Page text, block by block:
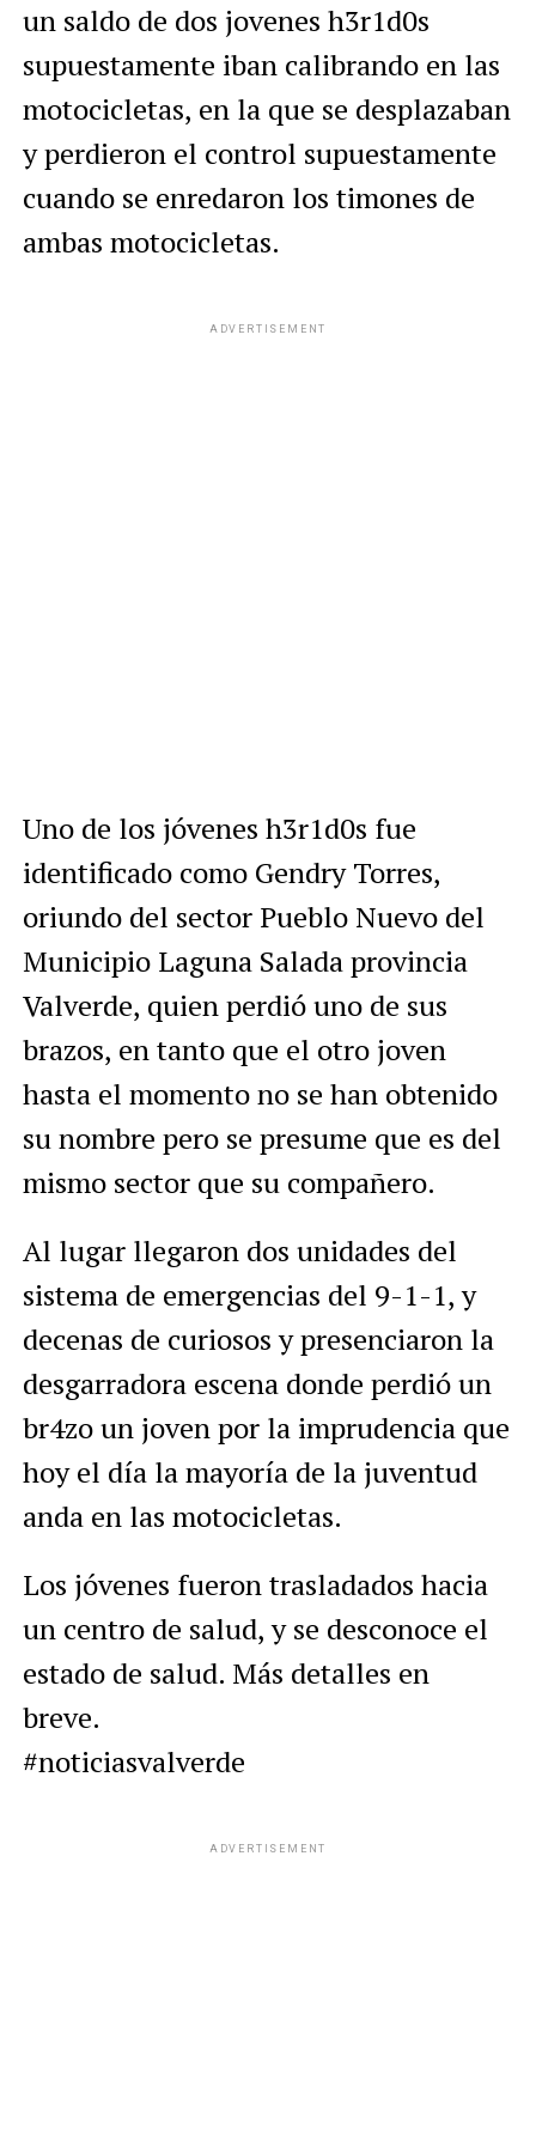
un saldo de dos jovenes h3r1d0s
supuestamente iban calibrando en las
motocicletas, en la que se desplazaban
y perdieron el control supuestamente
cuando se enredaron los timones de
ambas motocicletas.
ADVERTISEMENT
Uno de los jóvenes h3r1d0s fue
identificado como Gendry Torres,
oriundo del sector Pueblo Nuevo del
Municipio Laguna Salada provincia
Valverde, quien perdió uno de sus
brazos, en tanto que el otro joven
hasta el momento no se han obtenido
su nombre pero se presume que es del
mismo sector que su compañero.
Al lugar llegaron dos unidades del
sistema de emergencias del 9-1-1, y
decenas de curiosos y presenciaron la
desgarradora escena donde perdió un
br4zo un joven por la imprudencia que
hoy el día la mayoría de la juventud
anda en las motocicletas.
Los jóvenes fueron trasladados hacia
un centro de salud, y se desconoce el
estado de salud. Más detalles en
breve.
#noticiasvalverde
ADVERTISEMENT